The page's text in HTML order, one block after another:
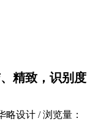
精致，识别度
略设计 / 浏览量：